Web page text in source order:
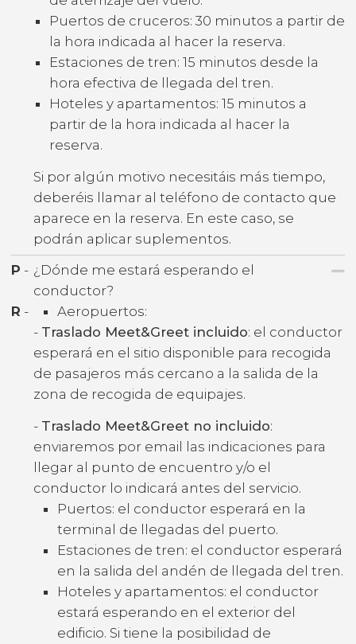
Puertos de cruceros: 30 minutos a partir de
la hora indicada al hacer la reserva.
Estaciones de tren: 15 minutos desde la
hora efectiva de llegada del tren.
Hoteles y apartamentos: 15 minutos a
partir de la hora indicada al hacer la
reserva.
Si por algún motivo necesitáis más tiempo,
deberéis llamar al teléfono de contacto que
aparece en la reserva. En este caso, se
podrán aplicar suplementos.
P - ¿Dónde me estará esperando el
conductor?
R -
Aeropuertos:
- Traslado Meet&Greet incluido: el conductor
esperará en el sitio disponible para recogida
de pasajeros más cercano a la salida de la
zona de recogida de equipajes.
- Traslado Meet&Greet no incluido:
enviaremos por email las indicaciones para
llegar al punto de encuentro y/o el
conductor lo indicará antes del servicio.
Puertos: el conductor esperará en la
terminal de llegadas del puerto.
Estaciones de tren: el conductor esperará
en la salida del andén de llegada del tren.
Hoteles y apartamentos: el conductor
estará esperando en el exterior del
edificio. Si tiene la posibilidad de